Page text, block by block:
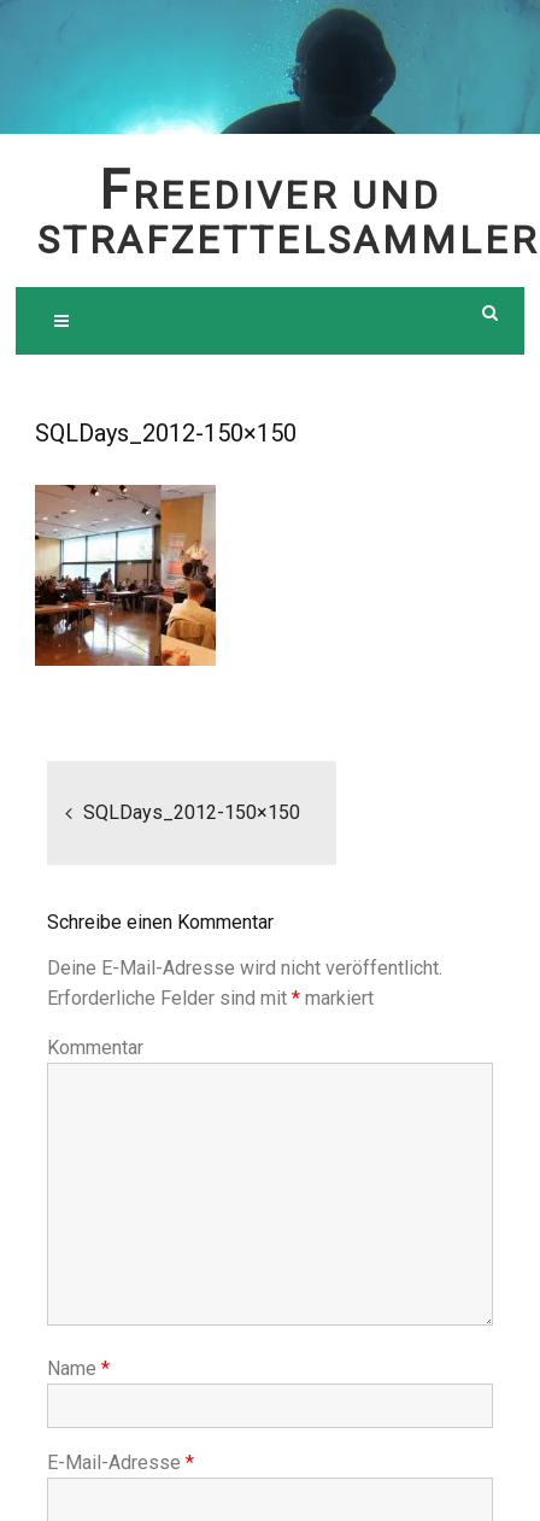
FREEDIVER UND
STRAFZETTELSAMMLER
SQLDays_2012-150×150
SQLDays_2012-150×150
Schreibe einen Kommentar
Deine E-Mail-Adresse wird nicht veröffentlicht.
Erforderliche Felder sind mit * markiert
Kommentar
Name *
E-Mail-Adresse *